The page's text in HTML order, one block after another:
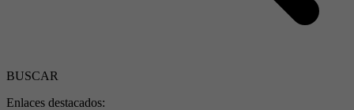
BUSCAR
Enlaces destacados: